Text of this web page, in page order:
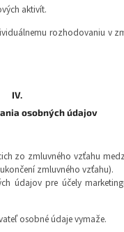
aktivít.
rozhodovaniu v
IV.
osobných údajov
zo zmluvného vzťahu
zmluvného vzťahu).
údajov pre účely
osobné údaje vymaže.